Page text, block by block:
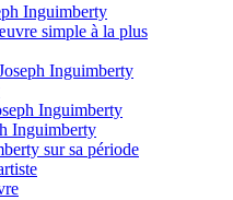
Inguimberty
simple à la plus
Inguimberty
Inguimberty
Inguimberty
sur sa période